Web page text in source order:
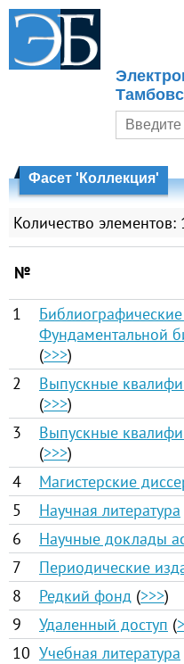
Фасет 'Коллекция'
Количество элементов:
№
1
Фундаментальной
(>>>)
2
Выпускные
(>>>)
3
Выпускные
(>>>)
4
Магистерские
5
Научная литература
6
Научные доклады
7
Периодические
8
Редкий фонд (>>>)
9
Удаленный доступ (
10 Учебная литература